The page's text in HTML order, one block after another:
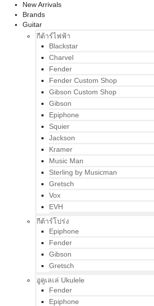
New Arrivals
Brands
Guitar
กีต้าร์ไฟฟ้า
Blackstar
Charvel
Fender
Fender Custom Shop
Gibson Custom Shop
Gibson
Epiphone
Squier
Jackson
Kramer
Music Man
Sterling by Musicman
Gretsch
Vox
EVH
กีต้าร์โปร่ง
Epiphone
Fender
Gibson
Gretsch
อูคูเลเล่ Ukulele
Fender
Epiphone